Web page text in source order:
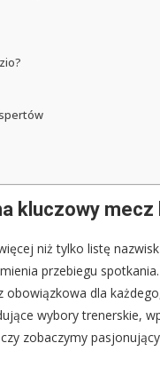
kluczowy mecz
niż tylko listę
przebiegu
dla
wybory trenerskie,
zobaczymy